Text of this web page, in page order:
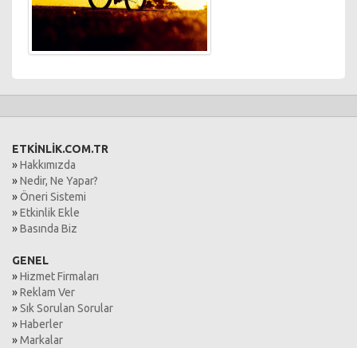
ETKİNLİK.COM.TR
»Hakkımızda
»Nedir, Ne Yapar?
»Öneri Sistemi
»Etkinlik Ekle
»Basında Biz
GENEL
»Hizmet Firmaları
»Reklam Ver
»Sık Sorulan Sorular
»Haberler
»Markalar